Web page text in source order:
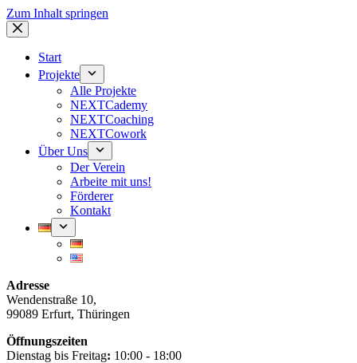
Zum Inhalt springen
Start
Projekte
Alle Projekte
NEXTCademy
NEXTCoaching
NEXTCowork
Über Uns
Der Verein
Arbeite mit uns!
Förderer
Kontakt
Adresse
Wendenstraße 10,
99089 Erfurt, Thüringen
Öffnungszeiten
Dienstag bis Freitag: 10:00 - 18:00